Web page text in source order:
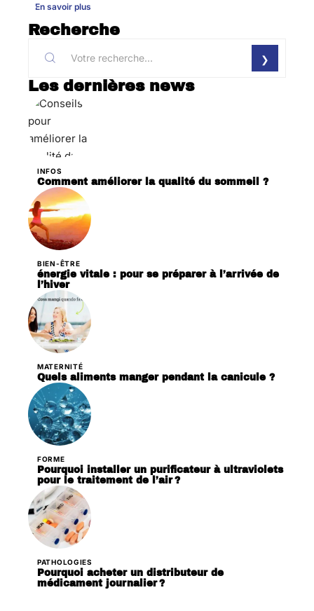
En savoir plus
Recherche
Les dernières news
INFOS
Comment améliorer la qualité du sommeil ?
BIEN-ÊTRE
énergie vitale : pour se préparer à l’arrivée de
l’hiver
MATERNITÉ
Quels aliments manger pendant la canicule ?
FORME
Pourquoi installer un purificateur à ultraviolets
pour le traitement de l’air ?
PATHOLOGIES
Pourquoi acheter un distributeur de
médicament journalier ?